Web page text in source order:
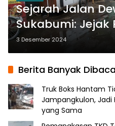
Sejarah Jalan
Sukabumi:
Perkembangan
3 Desember 2024
Berita Banyak
Truk Boks Hantam
Jampangkulon, Jadi
yang Sama